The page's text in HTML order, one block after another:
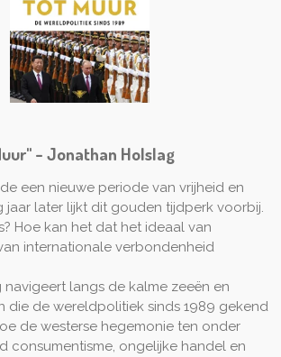
- Jonathan Holslag
een nieuwe periode van vrijheid en
jaar later lijkt dit gouden tijdperk voorbij.
Hoe kan het dat het ideaal van
internationale verbondenheid
langs de kalme zeeën en
die de wereldpolitiek sinds 1989 gekend
de westerse hegemonie ten onder
consumentisme, ongelijke handel en